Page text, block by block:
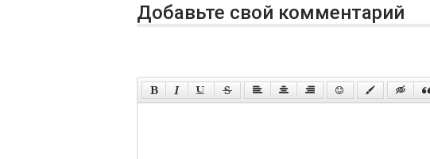
Добавьте свой комментарий